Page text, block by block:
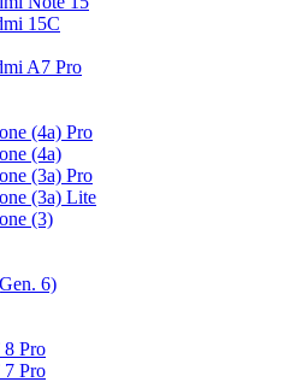
15C
A7 Pro
(4a) Pro
(4a)
(3a) Pro
(3a) Lite
(3)
6)
8 Pro
7 Pro